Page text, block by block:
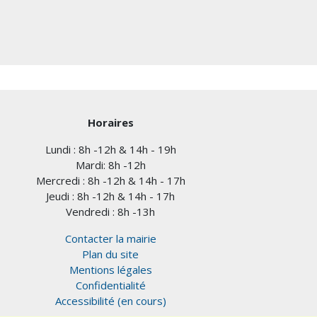
Horaires
Lundi : 8h -12h & 14h - 19h
Mardi: 8h -12h
Mercredi : 8h -12h & 14h - 17h
Jeudi : 8h -12h & 14h - 17h
Vendredi : 8h -13h
Contacter la mairie
Plan du site
Mentions légales
Confidentialité
Accessibilité (en cours)